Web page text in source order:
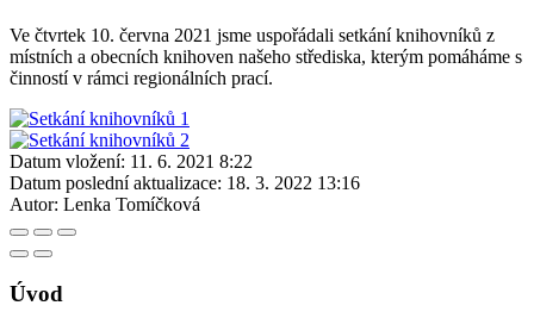
Ve čtvrtek 10. června 2021 jsme uspořádali setkání knihovníků z
místních a obecních knihoven našeho střediska, kterým pomáháme s
činností v rámci regionálních prací.
Datum vložení: 11. 6. 2021 8:22
Datum poslední aktualizace: 18. 3. 2022 13:16
Autor: Lenka Tomíčková
Úvod